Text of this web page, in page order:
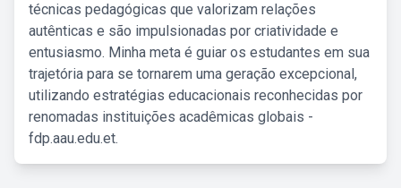
técnicas pedagógicas que valorizam relações
autênticas e são impulsionadas por criatividade e
entusiasmo. Minha meta é guiar os estudantes em sua
trajetória para se tornarem uma geração excepcional,
utilizando estratégias educacionais reconhecidas por
renomadas instituições acadêmicas globais -
fdp.aau.edu.et.